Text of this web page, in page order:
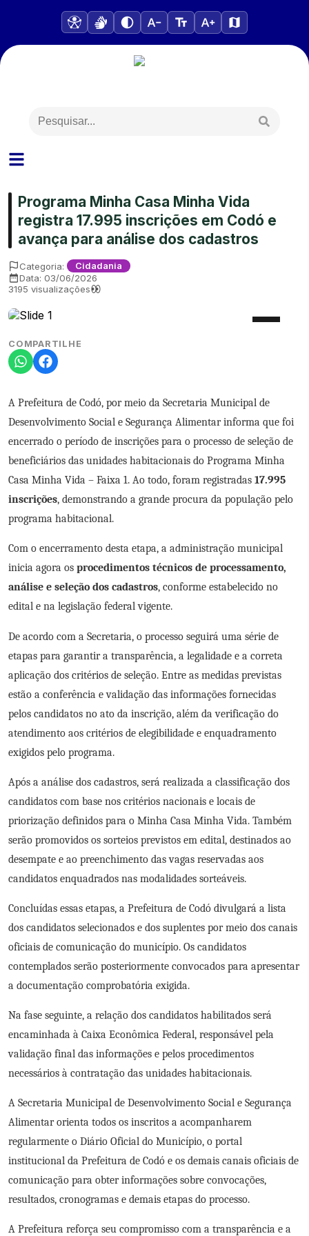
Programa Minha Casa Minha Vida
registra 17.995 inscrições em Codó e
avança para análise dos cadastros
Categoria: Cidadania
Data: 03/06/2026
3195 visualizações
COMPARTILHE
A Prefeitura de Codó, por meio da Secretaria Municipal de
Desenvolvimento Social e Segurança Alimentar informa que foi
encerrado o período de inscrições para o processo de seleção de
beneficiários das unidades habitacionais do Programa Minha
Casa Minha Vida – Faixa 1. Ao todo, foram registradas 17.995
inscrições, demonstrando a grande procura da população pelo
programa habitacional.
Com o encerramento desta etapa, a administração municipal
inicia agora os procedimentos técnicos de processamento,
análise e seleção dos cadastros, conforme estabelecido no
edital e na legislação federal vigente.
De acordo com a Secretaria, o processo seguirá uma série de
etapas para garantir a transparência, a legalidade e a correta
aplicação dos critérios de seleção. Entre as medidas previstas
estão a conferência e validação das informações fornecidas
pelos candidatos no ato da inscrição, além da verificação do
atendimento aos critérios de elegibilidade e enquadramento
exigidos pelo programa.
Após a análise dos cadastros, será realizada a classificação dos
candidatos com base nos critérios nacionais e locais de
priorização definidos para o Minha Casa Minha Vida. Também
serão promovidos os sorteios previstos em edital, destinados ao
desempate e ao preenchimento das vagas reservadas aos
candidatos enquadrados nas modalidades sorteáveis.
Concluídas essas etapas, a Prefeitura de Codó divulgará a lista
dos candidatos selecionados e dos suplentes por meio dos canais
oficiais de comunicação do município. Os candidatos
contemplados serão posteriormente convocados para apresentar
a documentação comprobatória exigida.
Na fase seguinte, a relação dos candidatos habilitados será
encaminhada à Caixa Econômica Federal, responsável pela
validação final das informações e pelos procedimentos
necessários à contratação das unidades habitacionais.
A Secretaria Municipal de Desenvolvimento Social e Segurança
Alimentar orienta todos os inscritos a acompanharem
regularmente o Diário Oficial do Município, o portal
institucional da Prefeitura de Codó e os demais canais oficiais de
comunicação para obter informações sobre convocações,
resultados, cronogramas e demais etapas do processo.
A Prefeitura reforça seu compromisso com a transparência e a